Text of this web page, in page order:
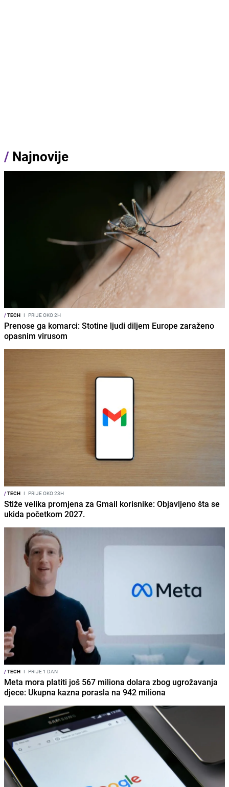
/ Najnovije
/TECH I PRIJE OKO 2H
Prenose ga komarci: Stotine ljudi diljem Europe zaraženo
opasnim virusom
/TECH I PRIJE OKO 23H
Stiže velika promjena za Gmail korisnike: Objavljeno šta se
ukida početkom 2027.
/TECH I PRIJE 1 DAN
Meta mora platiti još 567 miliona dolara zbog ugrožavanja
djece: Ukupna kazna porasla na 942 miliona